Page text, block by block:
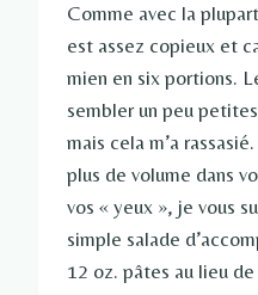
Comme avec la
est assez copieux et
mien en six portions.
sembler un peu
mais cela m’a
plus de volume dans
vos « yeux », je vous
simple salade
12 oz. pâtes au lieu